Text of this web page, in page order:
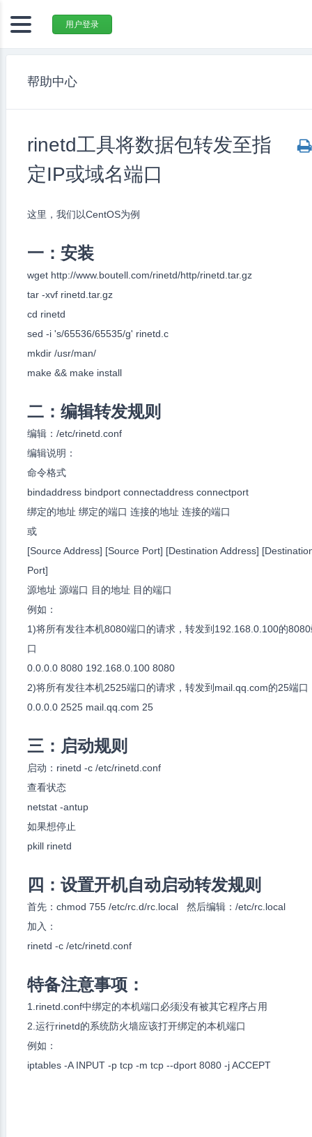
用户登录
帮助中心
rinetd工具将数据包转发至指
定IP或域名端口
这里，我们以CentOS为例
一：安装
wget http://www.boutell.com/rinetd/http/rinetd.tar.gz
tar -xvf rinetd.tar.gz
cd rinetd
sed -i 's/65536/65535/g' rinetd.c
mkdir /usr/man/
make && make install
二：编辑转发规则
编辑：/etc/rinetd.conf
编辑说明：
命令格式
bindaddress bindport connectaddress connectport
绑定的地址 绑定的端口 连接的地址 连接的端口
或
[Source Address] [Source Port] [Destination Address]
Port]
源地址 源端口 目的地址 目的端口
例如：
1)将所有发往本机8080端口的请求，转发到192.168.0.100的
口
0.0.0.0 8080 192.168.0.100 8080
2)将所有发往本机2525端口的请求，转发到mail.qq.com的25端口
0.0.0.0 2525 mail.qq.com 25
三：启动规则
启动：rinetd -c /etc/rinetd.conf
查看状态
netstat -antup
如果想停止
pkill rinetd
四：设置开机自动启动转发规则
首先：chmod 755 /etc/rc.d/rc.local 然后编辑：/etc/rc.local
加入：
rinetd -c /etc/rinetd.conf
特备注意事项：
1.rinetd.conf中绑定的本机端口必须没有被其它程序占用
2.运行rinetd的系统防火墙应该打开绑定的本机端口
例如：
iptables -A INPUT -p tcp -m tcp --dport 8080 -j ACCEPT